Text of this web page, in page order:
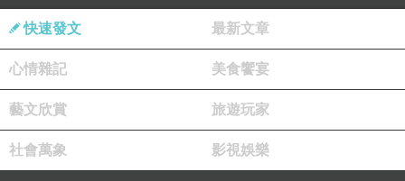
快速發文 最新文章
心情雜記 美食饗宴
藝文欣賞 旅遊玩家
社會萬象 影視娛樂